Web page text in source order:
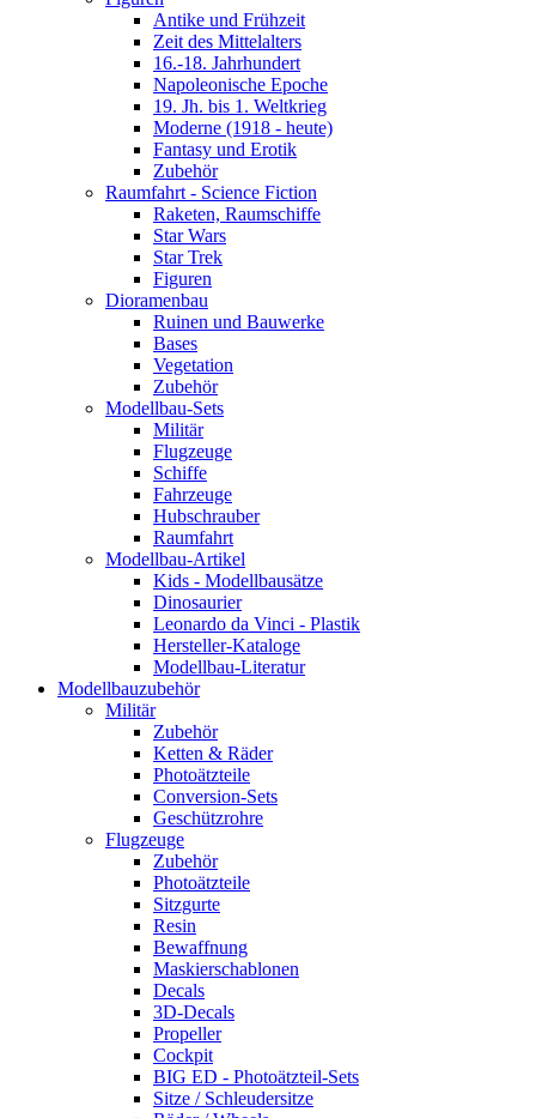
Antike und Frühzeit
Zeit des Mittelalters
16.-18. Jahrhundert
Napoleonische Epoche
19. Jh. bis 1. Weltkrieg
Moderne (1918 - heute)
Fantasy und Erotik
Zubehör
Raumfahrt - Science Fiction
Raketen, Raumschiffe
Star Wars
Star Trek
Figuren
Dioramenbau
Ruinen und Bauwerke
Bases
Vegetation
Zubehör
Modellbau-Sets
Militär
Flugzeuge
Schiffe
Fahrzeuge
Hubschrauber
Raumfahrt
Modellbau-Artikel
Kids - Modellbausätze
Dinosaurier
Leonardo da Vinci - Plastik
Hersteller-Kataloge
Modellbau-Literatur
Modellbauzubehör
Militär
Zubehör
Ketten & Räder
Photoätzteile
Conversion-Sets
Geschützrohre
Flugzeuge
Zubehör
Photoätzteile
Sitzgurte
Resin
Bewaffnung
Maskierschablonen
Decals
3D-Decals
Propeller
Cockpit
BIG ED - Photoätzteil-Sets
Sitze / Schleudersitze